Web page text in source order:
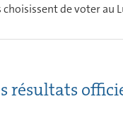
choisissent de voter au
résultats